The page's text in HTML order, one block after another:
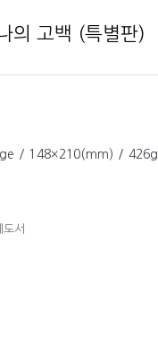
의 고백 (특별판)
/ 148×210(mm) / 426g
도서